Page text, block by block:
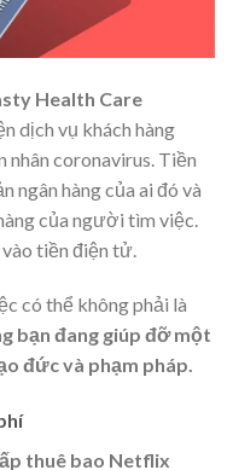
Health Care
dịch vụ khách hàng
coronavirus. Tiền
ngân hàng của ai đó và
của người tìm việc.
tiền điện tử.
có thể không phải là
bạn đang giúp đỡ một
đức và phạm pháp.
thuê bao Netflix